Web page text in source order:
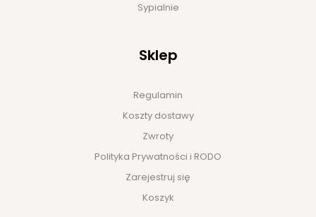
Sypialnie
Sklep
Regulamin
Koszty dostawy
Zwroty
Polityka Prywatności i RODO
Zarejestruj się
Koszyk